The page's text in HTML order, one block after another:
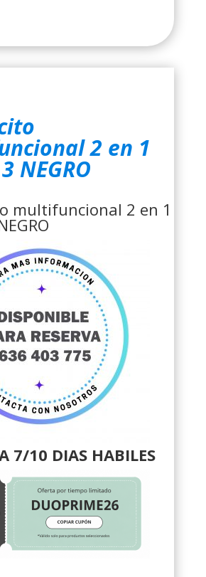
2 en 1
NEGRO
multifuncional 2 en 1
7/10 DIAS HABILES